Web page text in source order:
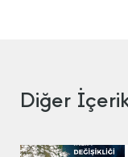
Diğer